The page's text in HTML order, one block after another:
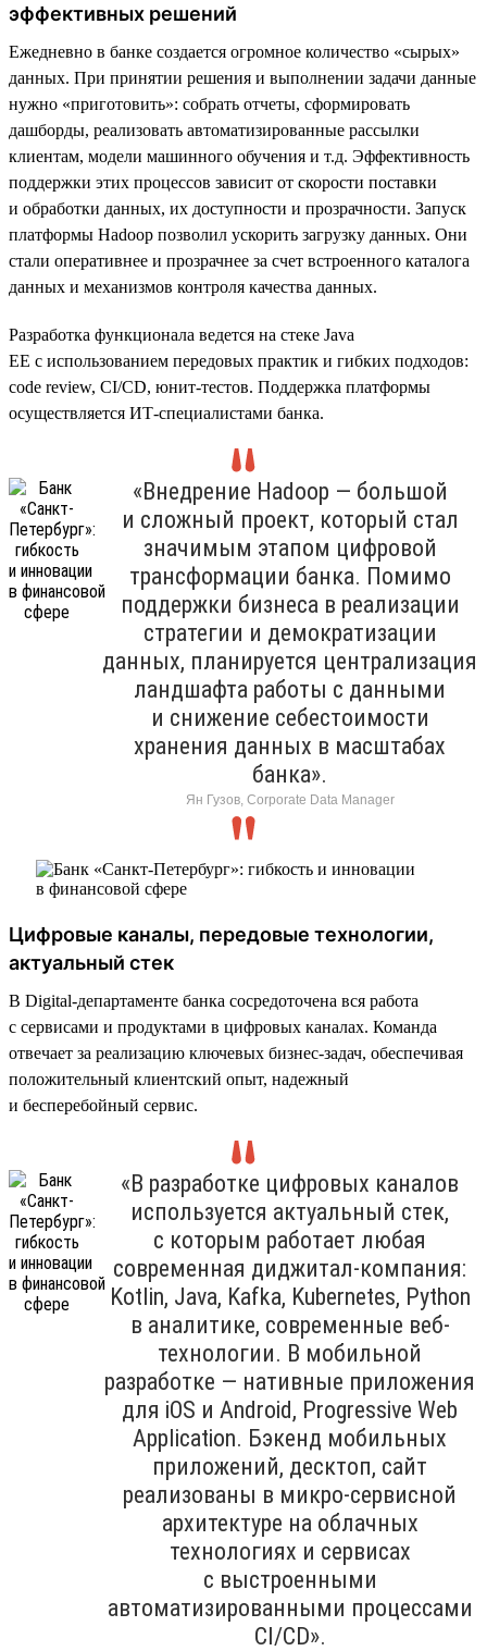
эффективных решений
Ежедневно в банке создается огромное количество «сырых»
данных. При принятии решения и выполнении задачи данные
нужно «приготовить»: собрать отчеты, сформировать
дашборды, реализовать автоматизированные рассылки
клиентам, модели машинного обучения и т.д. Эффективность
поддержки этих процессов зависит от скорости поставки
и обработки данных, их доступности и прозрачности. Запуск
платформы Hadoop позволил ускорить загрузку данных. Они
стали оперативнее и прозрачнее за счет встроенного каталога
данных и механизмов контроля качества данных.
Разработка функционала ведется на стеке Java
EE с использованием передовых практик и гибких подходов:
code review, CI/CD, юнит-тестов. Поддержка платформы
осуществляется ИТ-специалистами банка.
«Внедрение Hadoop — большой
и сложный проект, который стал
значимым этапом цифровой
трансформации банка. Помимо
поддержки бизнеса в реализации
стратегии и демократизации
данных, планируется централизация
ландшафта работы с данными
и снижение себестоимости
хранения данных в масштабах
банка».
Ян Гузов, Corporate Data Manager
Цифровые каналы, передовые технологии,
актуальный стек
В Digital-департаменте банка сосредоточена вся работа
с сервисами и продуктами в цифровых каналах. Команда
отвечает за реализацию ключевых бизнес-задач, обеспечивая
положительный клиентский опыт, надежный
и бесперебойный сервис.
«В разработке цифровых каналов
используется актуальный стек,
с которым работает любая
современная диджитал-компания:
Kotlin, Java, Kafka, Kubernetes, Python
в аналитике, современные веб-
технологии. В мобильной
разработке — нативные приложения
для iOS и Android, Progressive Web
Application. Бэкенд мобильных
приложений, десктоп, сайт
реализованы в микро-сервисной
архитектуре на облачных
технологиях и сервисах
с выстроенными
автоматизированными процессами
CI/CD».